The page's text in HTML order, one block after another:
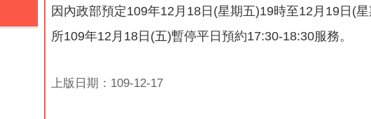
因內政部預定109年12月18日(星期五)19時至12月19日(
所109年12月18日(五)暫停平日預約17:30-18:30服務。
上版日期：109-12-17